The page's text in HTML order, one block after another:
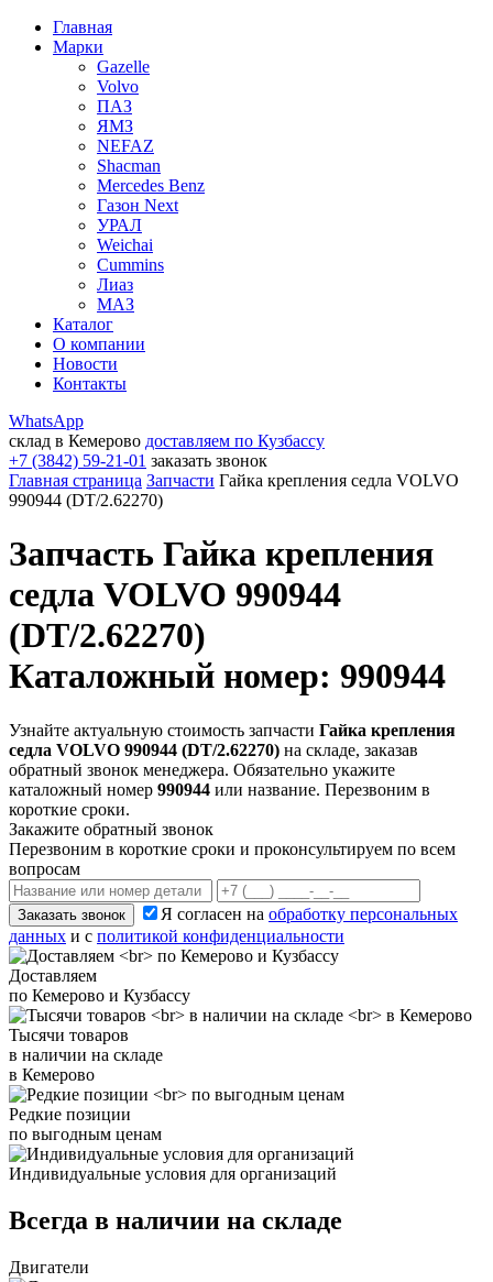
Главная
Марки
Gazelle
Volvo
ПАЗ
ЯМЗ
NEFAZ
Shacman
Mercedes Benz
Газон Next
УРАЛ
Weichai
Cummins
Лиаз
МАЗ
Каталог
О компании
Новости
Контакты
WhatsApp
склад в Кемерово доставляем по Кузбассу
+7 (3842) 59-21-01 заказать звонок
Главная страница Запчасти Гайка крепления седла VOLVO
990944 (DT/2.62270)
Запчасть Гайка крепления
седла VOLVO 990944
(DT/2.62270)
Каталожный номер: 990944
Узнайте актуальную стоимость запчасти Гайка крепления
седла VOLVO 990944 (DT/2.62270) на складе, заказав
обратный звонок менеджера. Обязательно укажите
каталожный номер 990944 или название. Перезвоним в
короткие сроки.
Закажите обратный звонок
Перезвоним в короткие сроки и проконсультируем по всем
вопросам
Заказать звонок Я согласен на обработку персональных
данных и с политикой конфиденциальности
Доставляем
по Кемерово и Кузбассу
Тысячи товаров
в наличии на складе
в Кемерово
Редкие позиции
по выгодным ценам
Индивидуальные условия для организаций
Всегда в наличии на складе
Двигатели